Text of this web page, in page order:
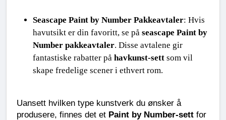
Seascape Paint by Number Pakkeavtaler: Hvis
havutsikt er din favoritt, se på seascape Paint by
Number pakkeavtaler. Disse avtalene gir
fantastiske rabatter på havkunst-sett som vil
skape fredelige scener i ethvert rom.
Uansett hvilken type kunstverk du ønsker å
produsere, finnes det et Paint by Number-sett for